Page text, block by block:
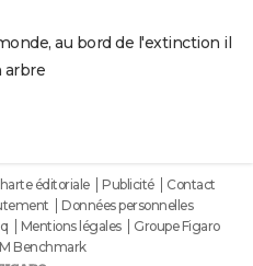
au bord de l'extinction il
arbre
éditoriale Publicité
Contact
Données personnelles
Mentions légales
Groupe Figaro
Benchmark